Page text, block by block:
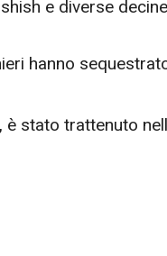
e diverse
hanno
è stato trattenuto